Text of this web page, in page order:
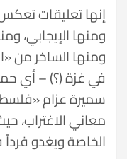
إنها تعليقات
ومنها الإيجابي،
ومنها الساخر من
في غزة (؟) – أي
سميرة عزام
معاني الاغتراب،
الخاصة ويغدو